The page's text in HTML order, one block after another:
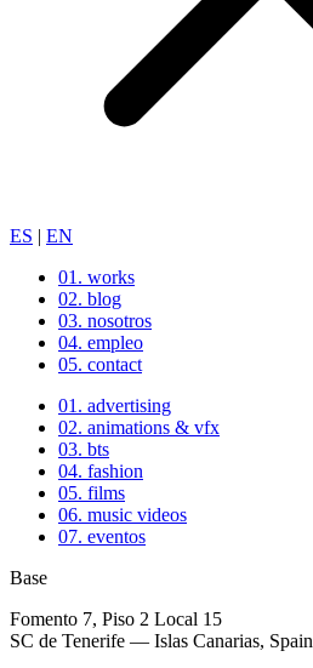
ES | EN
01. works
02. blog
03. nosotros
04. empleo
05. contact
01. advertising
02. animations & vfx
03. bts
04. fashion
05. films
06. music videos
07. eventos
Base
Fomento 7, Piso 2 Local 15
SC de Tenerife — Islas Canarias, Spain